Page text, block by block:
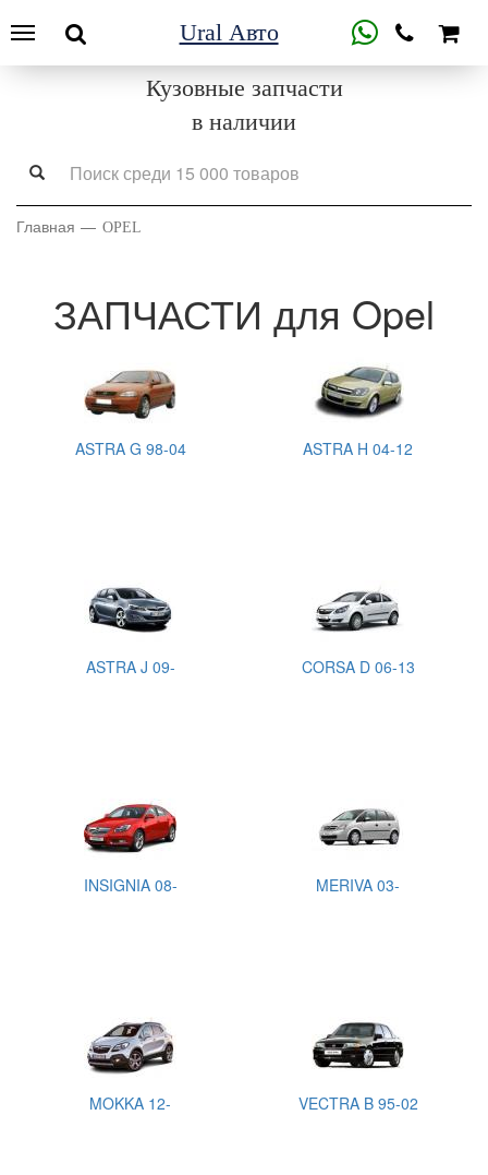
Ural Авто
Кузовные запчасти
в наличии
Главная OPEL
ЗАПЧАСТИ для Opel
ASTRA G 98-04 ASTRA H 04-12
ASTRA J 09- CORSA D 06-13
INSIGNIA 08- MERIVA 03-
MOKKA 12- VECTRA B 95-02